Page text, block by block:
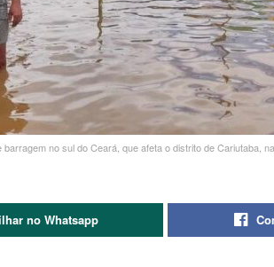
no sul do Ceará, que afeta o distrito de Cariutaba,
no Whatsapp